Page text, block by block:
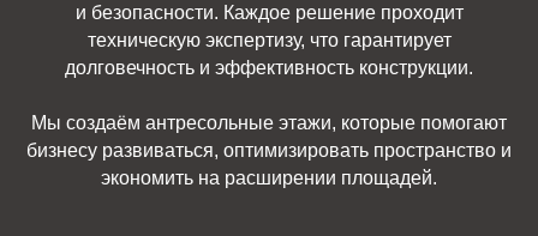
и безопасности. Каждое решение проходит
техническую экспертизу, что гарантирует
долговечность и эффективность конструкции.
Мы создаём антресольные этажи, которые помогают
бизнесу развиваться, оптимизировать пространство и
экономить на расширении площадей.